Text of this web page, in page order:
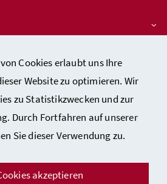
Cookies erlaubt uns Ihre
Website zu optimieren. Wir
zu Statistikzwecken und zur
Durch Fortfahren auf unserer
Sie dieser Verwendung zu.
akzeptieren